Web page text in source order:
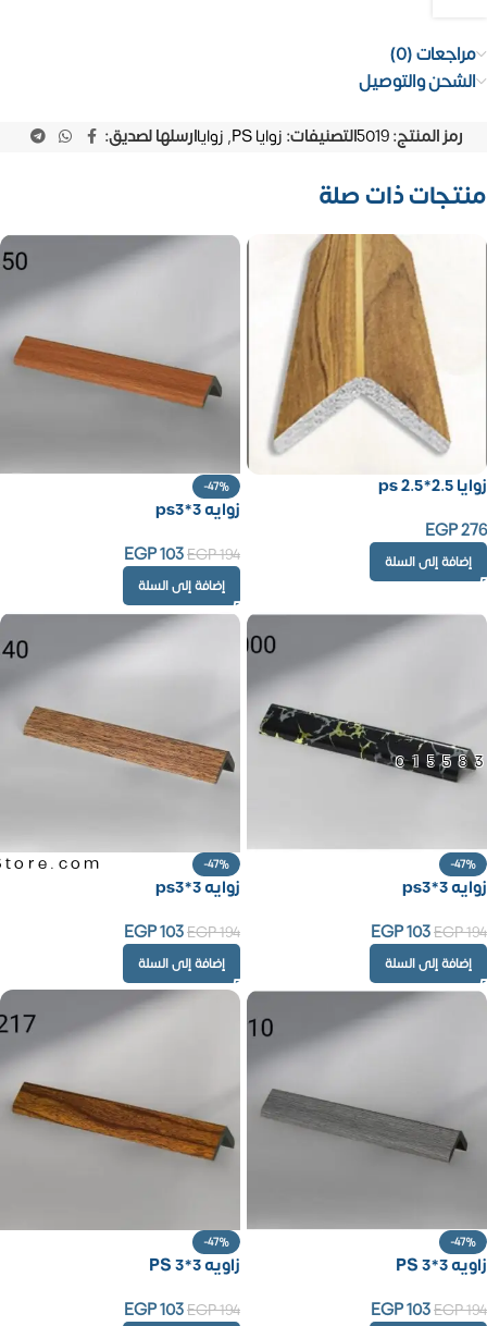
مراجعات (0)
الشحن والتوصيل
رمز المنتج:5019التصنيفات: زوايا PS , زواياارسلها لصديق:
منتجات ذات صلة
زوايا ps 2.5*2.5
EGP276
إضافة إلى السلة
-47%
زوايه ps3*3
EGP194
EGP103
إضافة إلى السلة
-47%
زوايه ps3*3
EGP194
EGP103
إضافة إلى السلة
-47%
زوايه ps3*3
EGP194
EGP103
إضافة إلى السلة
-47%
زاويه PS 3*3
EGP194
EGP103
-47%
زاويه PS 3*3
EGP194
EGP103